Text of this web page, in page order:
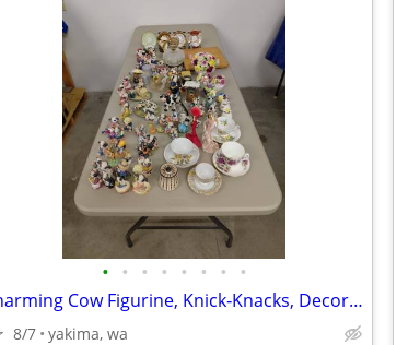
• • • • • • • •
Charming Cow Figurine, Knick‑Knacks, Decor, Collectibles
8/7 yakima, wa